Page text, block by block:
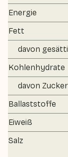
Energie
Fett
davon
Kohlenhydrate
davon Zucker
Ballaststoffe
Eiweiß
Salz